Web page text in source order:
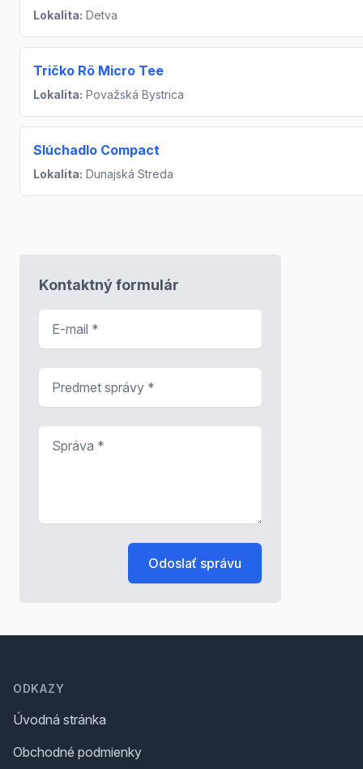
Lokalita: Detva
Tričko Rö Micro Tee
Lokalita: Považská Bystrica
Slúchadlo Compact
Lokalita: Dunajská Streda
Kontaktný formulár
Odoslať správu
ODKAZY
Úvodná stránka
Obchodné podmienky